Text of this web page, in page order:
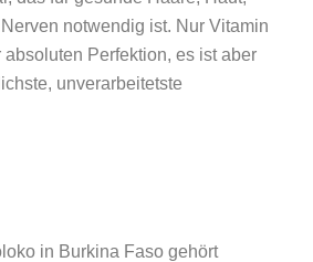
notwendig ist. Nur Vitamin
absoluten Perfektion, es ist aber
unverarbeitetste
in Burkina Faso gehört